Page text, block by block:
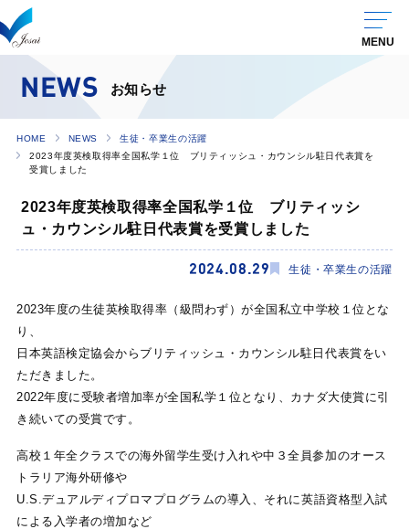
NEWS お知らせ
HOME NEWS
生徒・卒業生の活躍
2023年度英検取得率全国私学１位 ブリティッシュ・カウンシル駐日代表賞を
受賞しました
2023年度英検取得率全国私学１位 ブリティッシ
ュ・カウンシル駐日代表賞を受賞しました
2024.08.29 生徒・卒業生の活躍
2023年度の生徒英検取得率（級問わず）が全国私立中学校１位とな
り、
日本英語検定協会からブリティッシュ・カウンシル駐日代表賞をい
ただきました。
2022年度に受験者増加率が全国私学１位となり、カナダ大使賞に引
き続いての受賞です。
高校１年全クラスでの海外留学生受け入れや中３全員参加のオース
トラリア海外研修や
U.S.デュアルディプロマプログラムの導入、それに英語資格型入試
による入学者の増加など